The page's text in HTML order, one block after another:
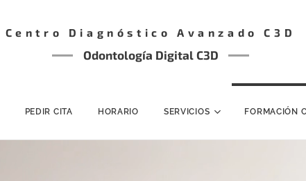
Centro Diagnóstico Avanzado C3D
Odontología Digital C3D
PEDIR CITA HORARIO SERVICIOS FORMACIÓN